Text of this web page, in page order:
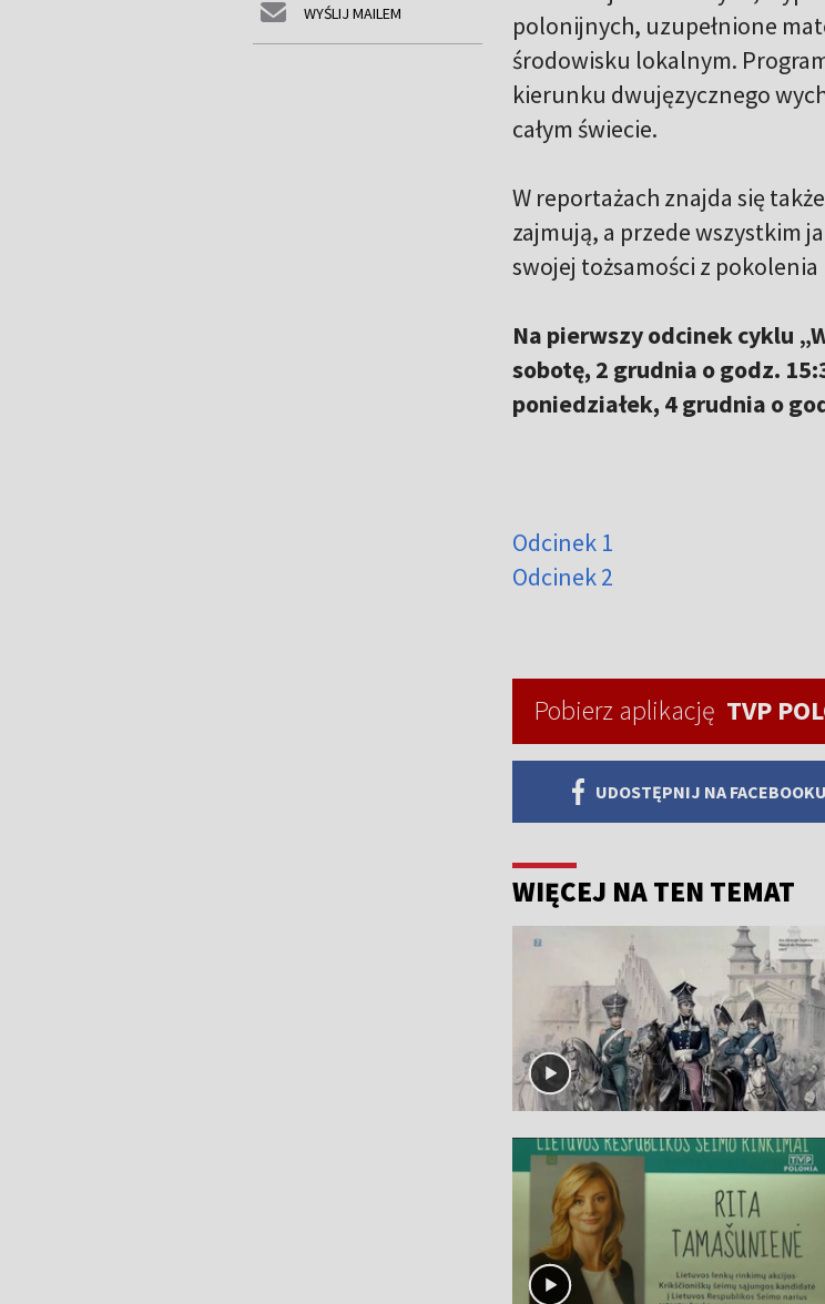
WYŚLIJ MAILEM
polonijnych, uzupełnione
środowisku lokalnym.
kierunku dwujęzycznego
całym świecie.
W reportażach znajda się
zajmują, a przede wszystkim
swojej tożsamości z
Na pierwszy odcinek cyklu
sobotę, 2 grudnia o godz.
poniedziałek, 4 grudnia o
Odcinek 1
Odcinek 2
Pobierz aplikację TVP
UDOSTĘPNIJ NA FACEBOOKU
WIĘCEJ NA TEN TEMAT